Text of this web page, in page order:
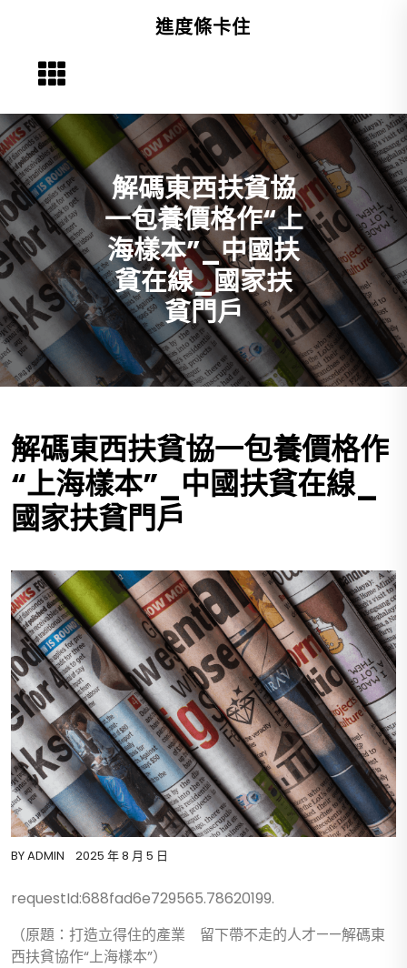
進度條卡住
解碼東西扶貧協
一包養價格作“上
海樣本”_中國扶
貧在線_國家扶
貧門戶
解碼東西扶貧協一包養價格作
“上海樣本”_中國扶貧在線_
國家扶貧門戶
BYADMIN 2025 年 8 月 5 日
requestId:688fad6e729565.78620199.
（原題：打造立得住的產業 留下帶不走的人才——解碼東
西扶貧協作“上海樣本”）